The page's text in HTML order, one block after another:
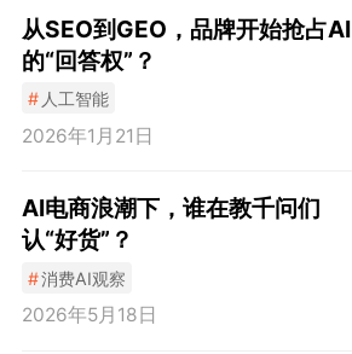
从SEO到GEO，品牌开始抢占AI
的“回答权”？
# 人工智能
2026年1月21日
AI电商浪潮下，谁在教千问们
认“好货”？
#消费AI观察
2026年5月18日